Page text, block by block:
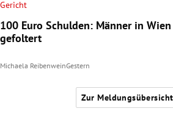
Gericht
100 Euro Schulden: Männer in Wien
gefoltert
Michaela ReibenweinGestern
Zur Meldungsübersicht